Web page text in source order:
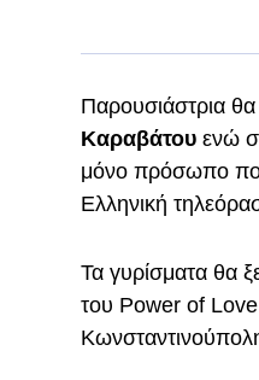
Παρουσιάστρια θα
Καραβάτου ενώ
μόνο πρόσωπο που
Ελληνική
Τα γυρίσματα θα
του Power of Love